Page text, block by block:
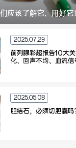
应该了解它，用好它！
2025.07.29
前列腺彩超报告10大
化、回声不均、血流信
2025.05.08
胆结石，必须切胆囊吗